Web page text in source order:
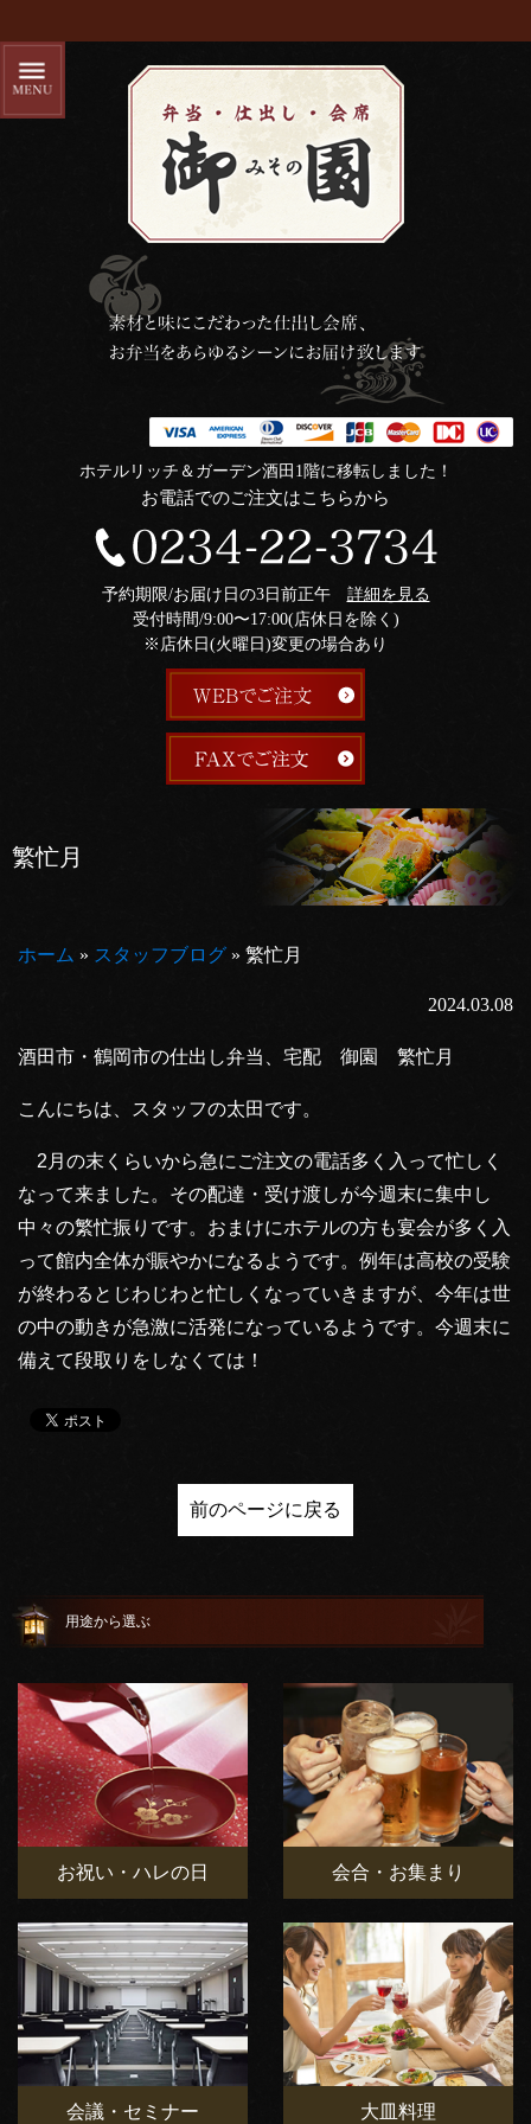
ホテルリッチ＆ガーデン酒田1階に移転しました！
お電話でのご注文はこちらから
予約期限/お届け日の3日前正午 詳細を見る
受付時間/9:00〜17:00(店休日を除く)
※店休日(火曜日)変更の場合あり
繁忙月
ホーム » スタッフブログ » 繁忙月
2024.03.08
酒田市・鶴岡市の仕出し弁当、宅配 御園 繁忙月
こんにちは、スタッフの太田です。
2月の末くらいから急にご注文の電話多く入って忙しく
なって来ました。その配達・受け渡しが今週末に集中し
中々の繁忙振りです。おまけにホテルの方も宴会が多く入
って館内全体が賑やかになるようです。例年は高校の受験
が終わるとじわじわと忙しくなっていきますが、今年は世
の中の動きが急激に活発になっているようです。今週末に
備えて段取りをしなくては！
前のページに戻る
用途から選ぶ
お祝い・ハレの日 会合・お集まり
会議・セミナー 大皿料理